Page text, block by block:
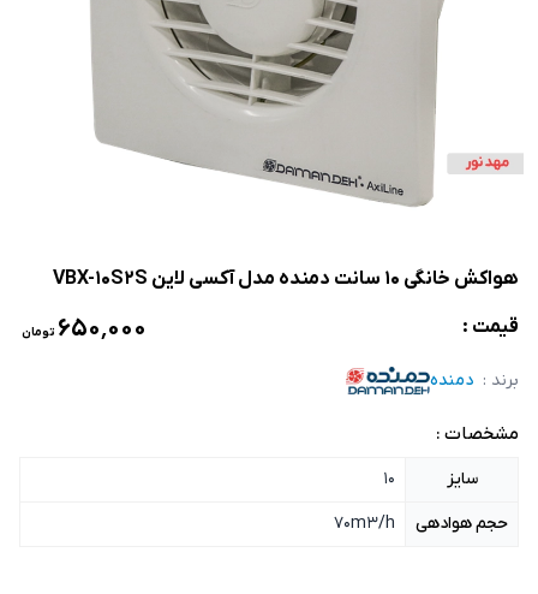
هواکش خانگی 10 سانت دمنده مدل آکسی لاین VBX-10S2S
قیمت :
۶۵۰٬۰۰۰ تومان
برند : دمنده
مشخصات :
سایز
10
حجم هوادهی
70m3/h